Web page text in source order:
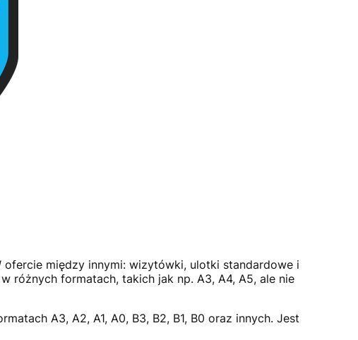
między innymi: wizytówki, ulotki standardowe i
różnych formatach, takich jak np. A3, A4, A5, ale nie
A3, A2, A1, A0, B3, B2, B1, B0 oraz innych. Jest